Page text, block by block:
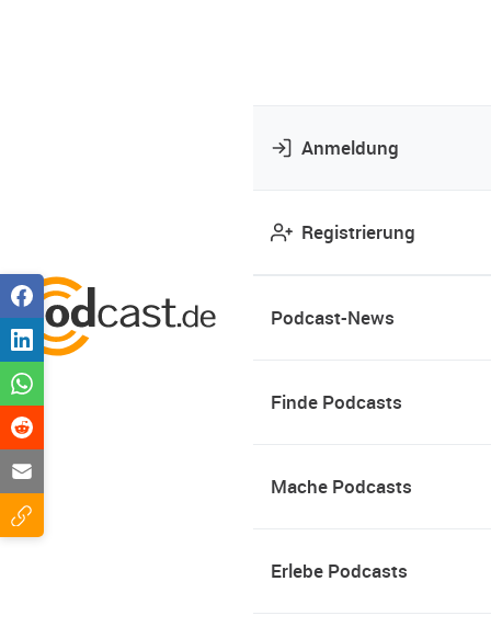
Anmeldung
Registrierung
Podcast-News
Finde Podcasts
Mache Podcasts
Erlebe Podcasts